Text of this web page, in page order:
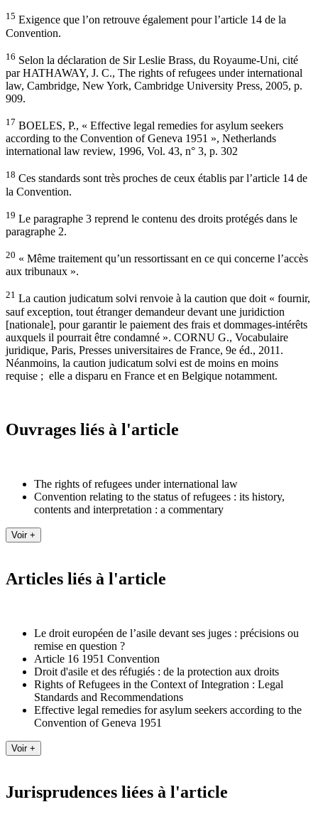
15 Exigence que l’on retrouve également pour l’article 14 de la
Convention.
16 Selon la déclaration de Sir Leslie Brass, du Royaume-Uni, cité
par HATHAWAY, J. C., The rights of refugees under international
law, Cambridge, New York, Cambridge University Press, 2005, p.
909.
17 BOELES, P., « Effective legal remedies for asylum seekers
according to the Convention of Geneva 1951 », Netherlands
international law review, 1996, Vol. 43, n° 3, p. 302
18 Ces standards sont très proches de ceux établis par l’article 14 de
la Convention.
19 Le paragraphe 3 reprend le contenu des droits protégés dans le
paragraphe 2.
20 « Même traitement qu’un ressortissant en ce qui concerne l’accès
aux tribunaux ».
21 La caution judicatum solvi renvoie à la caution que doit « fournir,
sauf exception, tout étranger demandeur devant une juridiction
[nationale], pour garantir le paiement des frais et dommages-intérêts
auxquels il pourrait être condamné ». CORNU G., Vocabulaire
juridique, Paris, Presses universitaires de France, 9e éd., 2011.
Néanmoins, la caution judicatum solvi est de moins en moins
requise ; elle a disparu en France et en Belgique notamment.
Ouvrages liés à l'article
The rights of refugees under international law
Convention relating to the status of refugees : its history,
contents and interpretation : a commentary
Articles liés à l'article
Le droit européen de l’asile devant ses juges : précisions ou
remise en question ?
Article 16 1951 Convention
Droit d'asile et des réfugiés : de la protection aux droits
Rights of Refugees in the Context of Integration : Legal
Standards and Recommendations
Effective legal remedies for asylum seekers according to the
Convention of Geneva 1951
Jurisprudences liées à l'article